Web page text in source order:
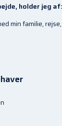
holder jeg af:
min familie,